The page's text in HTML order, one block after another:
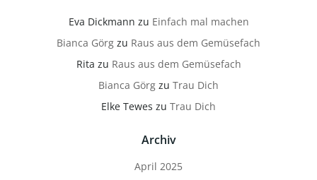
Eva Dickmann zu Einfach mal machen
Bianca Görg zu Raus aus dem Gemüsefach
Rita zu Raus aus dem Gemüsefach
Bianca Görg zu Trau Dich
Elke Tewes zu Trau Dich
Archiv
April 2025